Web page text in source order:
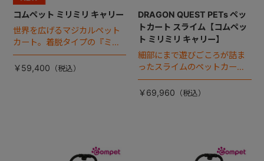
コムペット ミリミリ キャリー
世界を広げるマジカルペット
カート。着脱タイプの『ミリ
ミリ キャリー』 からアースカ
ラーが登場！
￥59,400
DRAGON QUEST PETs ペッ
トカート スライム【コムペッ
ト ミリミリ キャリー】
細部にまで遊びごころが詰ま
ったスライムのペットカー
ト。
￥69,960